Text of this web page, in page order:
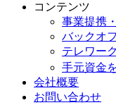
コンテンツ
事業提携
バックオ
テレワー
手元資金
会社概要
お問い合わせ